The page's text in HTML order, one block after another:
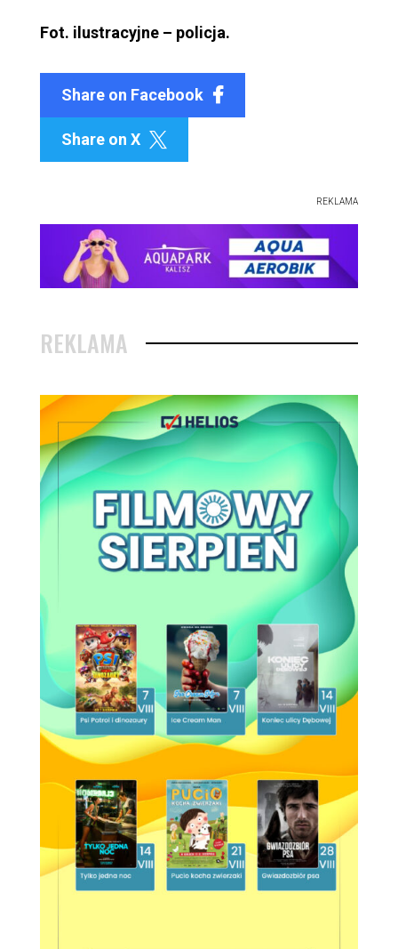
Fot. ilustracyjne – policja.
Share on Facebook
Share on X 
REKLAMA
REKLAMA